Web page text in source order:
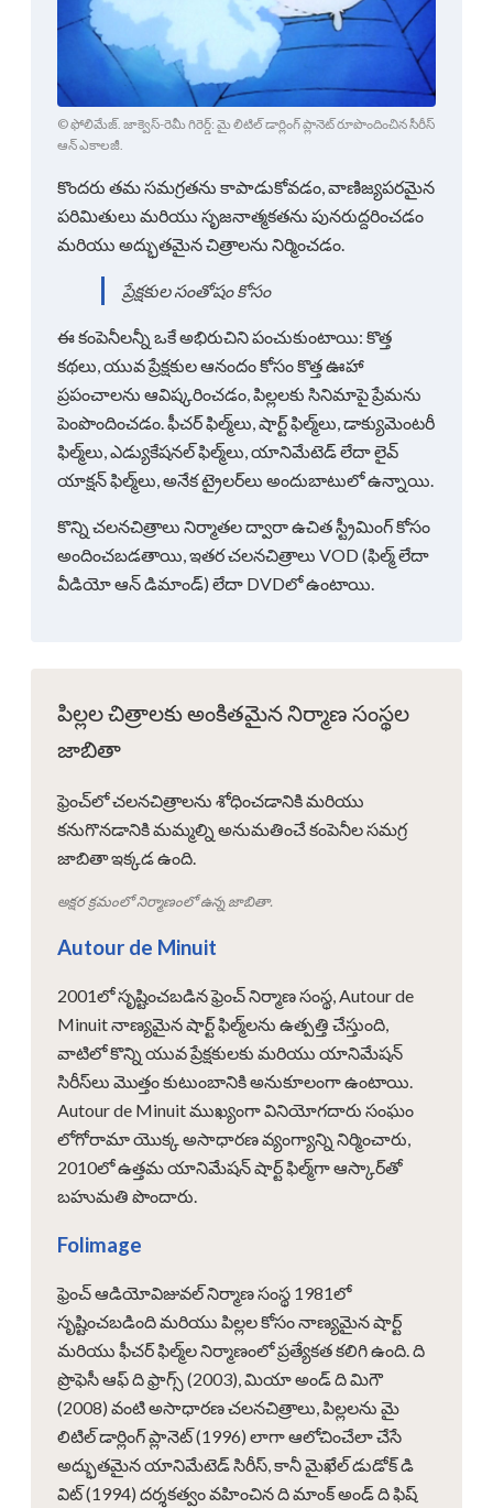
© ఫోలిమేజ్. జాక్వెస్-రెమీ గిరెర్డ్: మై లిటిల్ డార్లింగ్ ప్లానెట్ రూపొందించిన సీరీస్
ఆన్ ఎకాలజీ.
కొందరు తమ సమగ్రతను కాపాడుకోవడం, వాణిజ్యపరమైన
పరిమితులు మరియు సృజనాత్మకతను పునరుద్దరించడం
మరియు అద్భుతమైన చిత్రాలను నిర్మించడం.
ప్రేక్షకుల సంతోషం కోసం
ఈ కంపెనీలన్నీ ఒకే అభిరుచిని పంచుకుంటాయి: కొత్త
కథలు, యువ ప్రేక్షకుల ఆనందం కోసం కొత్త ఊహా
ప్రపంచాలను ఆవిష్కరించడం, పిల్లలకు సినిమాపై ప్రేమను
పెంపొందించడం. ఫీచర్ ఫిల్మ్‌లు, షార్ట్ ఫిల్మ్‌లు, డాక్యుమెంటరీ
ఫిల్మ్‌లు, ఎడ్యుకేషనల్ ఫిల్మ్‌లు, యానిమేటెడ్ లేదా లైవ్
యాక్షన్ ఫిల్మ్‌లు, అనేక ట్రైలర్‌లు అందుబాటులో ఉన్నాయి.
కొన్ని చలనచిత్రాలు నిర్మాతల ద్వారా ఉచిత స్ట్రీమింగ్ కోసం
అందించబడతాయి, ఇతర చలనచిత్రాలు VOD (ఫిల్మ్ లేదా
వీడియో ఆన్ డిమాండ్) లేదా DVDలో ఉంటాయి.
పిల్లల చిత్రాలకు అంకితమైన నిర్మాణ సంస్థల
జాబితా
ఫ్రెంచ్‌లో చలనచిత్రాలను శోధించడానికి మరియు
కనుగొనడానికి మమ్మల్ని అనుమతించే కంపెనీల సమగ్ర
జాబితా ఇక్కడ ఉంది.
అక్షర క్రమంలో నిర్మాణంలో ఉన్న జాబితా.
Autour de Minuit
2001లో సృష్టించబడిన ఫ్రెంచ్ నిర్మాణ సంస్థ, Autour de
Minuit నాణ్యమైన షార్ట్ ఫిల్మ్‌లను ఉత్పత్తి చేస్తుంది,
వాటిలో కొన్ని యువ ప్రేక్షకులకు మరియు యానిమేషన్
సిరీస్‌లు మొత్తం కుటుంబానికి అనుకూలంగా ఉంటాయి.
Autour de Minuit ముఖ్యంగా వినియోగదారు సంఘం
లోగోరామా యొక్క అసాధారణ వ్యంగ్యాన్ని నిర్మించారు,
2010లో ఉత్తమ యానిమేషన్ షార్ట్ ఫిల్మ్‌గా ఆస్కార్‌తో
బహుమతి పొందారు.
Folimage
ఫ్రెంచ్ ఆడియోవిజువల్ నిర్మాణ సంస్థ 1981లో
సృష్టించబడింది మరియు పిల్లల కోసం నాణ్యమైన షార్ట్
మరియు ఫీచర్ ఫిల్మ్‌ల నిర్మాణంలో ప్రత్యేకత కలిగి ఉంది. ది
ప్రొఫెసీ ఆఫ్ ది ఫ్రాగ్స్ (2003), మియా అండ్ ది మిగౌ
(2008) వంటి అసాధారణ చలనచిత్రాలు, పిల్లలను మై
లిటిల్ డార్లింగ్ ప్లానెట్ (1996) లాగా ఆలోచించేలా చేసే
అద్భుతమైన యానిమేటెడ్ సిరీస్, కానీ మైఖేల్ డుడోక్ డి
విట్ (1994) దర్శకత్వం వహించిన ది మాంక్ అండ్ ది ఫిష్